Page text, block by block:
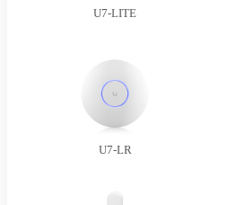
U7-LITE
U7-LR